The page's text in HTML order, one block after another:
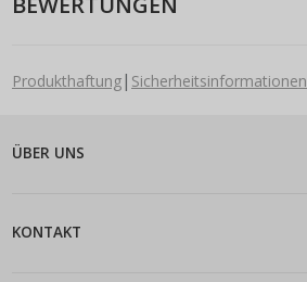
Produkthaftung| Sicherheitsinformationen
ÜBER UNS
KONTAKT